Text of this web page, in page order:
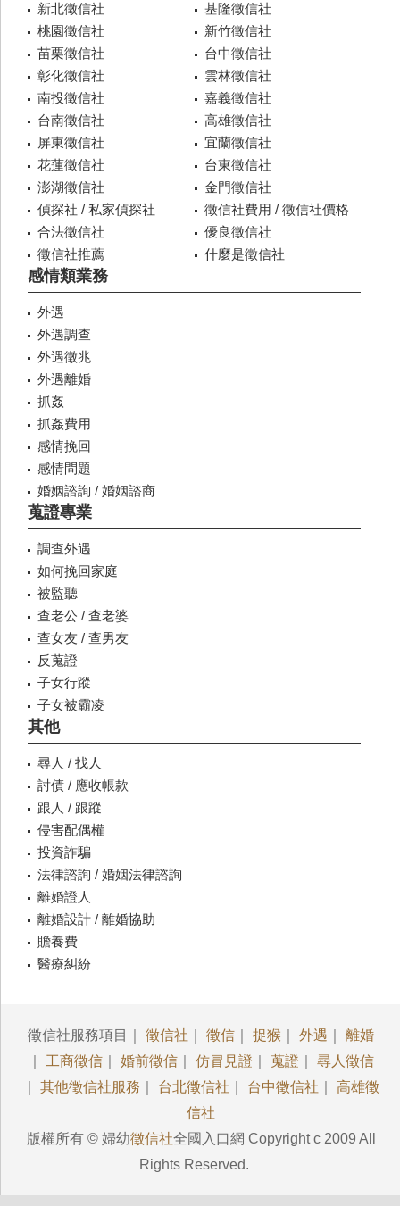
新北徵信社
基隆徵信社
桃園徵信社
新竹徵信社
苗栗徵信社
台中徵信社
彰化徵信社
雲林徵信社
南投徵信社
嘉義徵信社
台南徵信社
高雄徵信社
屏東徵信社
宜蘭徵信社
花蓮徵信社
台東徵信社
澎湖徵信社
金門徵信社
偵探社 / 私家偵探社
徵信社費用 / 徵信社價格
合法徵信社
優良徵信社
徵信社推薦
什麼是徵信社
感情類業務
外遇
外遇調查
外遇徵兆
外遇離婚
抓姦
抓姦費用
感情挽回
感情問題
婚姻諮詢 / 婚姻諮商
蒐證專業
調查外遇
如何挽回家庭
被監聽
查老公 / 查老婆
查女友 / 查男友
反蒐證
子女行蹤
子女被霸凌
其他
尋人 / 找人
討債 / 應收帳款
跟人 / 跟蹤
侵害配偶權
投資詐騙
法律諮詢 / 婚姻法律諮詢
離婚證人
離婚設計 / 離婚協助
贍養費
醫療糾紛
徵信社服務項目｜ 徵信社 徵信 捉猴 外遇
離婚
工商徵信 婚前徵信 仿冒見證 蒐證
尋人徵信
其他徵信社服務 台北徵信社 台中徵信社
高雄徵
信社
版權所有 © 婦幼徵信社全國入口網 Copyright c 2009 All
Rights Reserved.